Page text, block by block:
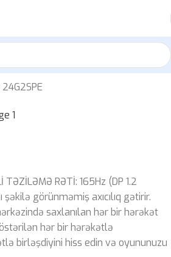
24G2SPE
TƏZİLƏMƏ RƏTİ: 165Hz (DP 1.2
şəkilə görünməmiş axıcılıq gətirir.
saxlanılan hər bir hərəkət
hər bir hərəkətlə
birləşdiyini hiss edin və oyununuzu